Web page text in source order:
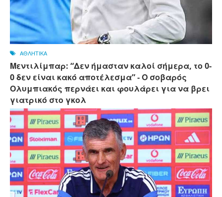
ΑΘΛΗΤΙΚΑ
Μεντιλίμπαρ: “Δεν ήμασταν καλοί σήμερα, το 0-
0 δεν είναι κακό αποτέλεσμα” - Ο σοβαρός
Ολυμπιακός περνάει και φουλάρει για να βρει
γιατρικό στο γκολ